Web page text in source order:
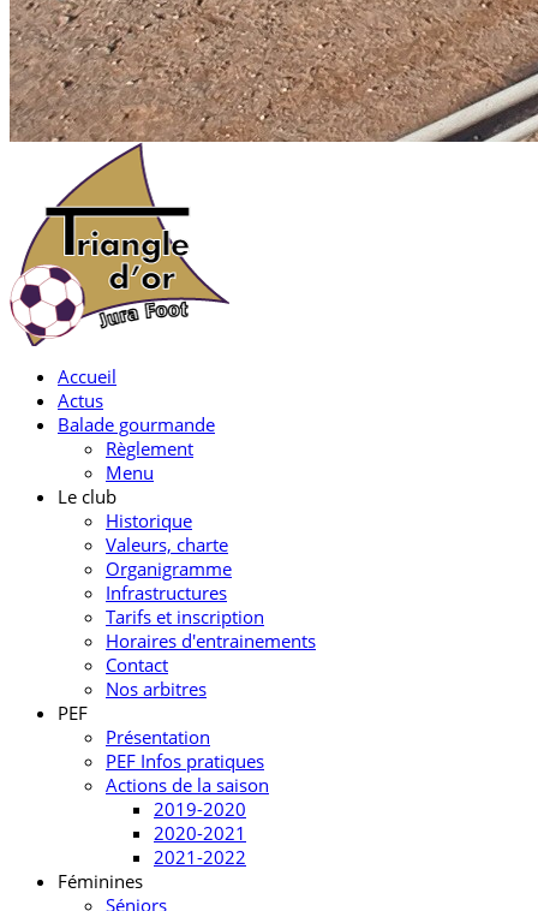
Accueil
Actus
Balade gourmande
Règlement
Menu
Le club
Historique
Valeurs, charte
Organigramme
Infrastructures
Tarifs et inscription
Horaires d'entrainements
Contact
Nos arbitres
PEF
Présentation
PEF Infos pratiques
Actions de la saison
2019-2020
2020-2021
2021-2022
Féminines
Séniors